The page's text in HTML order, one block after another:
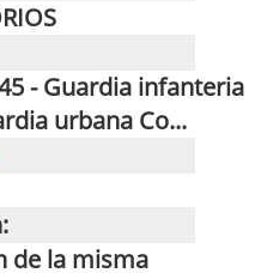
- Guardia infanteria
urbana Co...
de la misma